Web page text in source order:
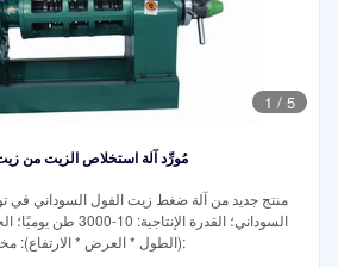
1 / 5
مُورِّد آلة استخلاص الزيت من
منتج جديد من آلة ضغط زيت الفول السوداني في
(الطول * العرض * الارتفاع): مخصصة لحل المشروع؛ الوزن: